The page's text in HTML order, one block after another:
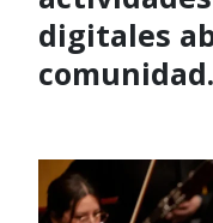
digitales
comunidad.